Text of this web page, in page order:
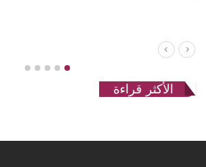
الأكثر قراءة